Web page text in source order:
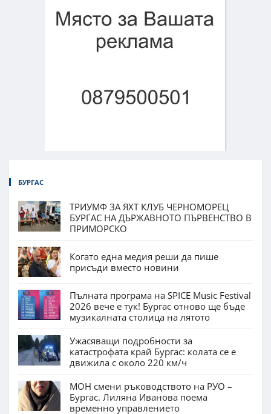
БУРГАС
ТРИУМФ ЗА ЯХТ КЛУБ ЧЕРНОМОРЕЦ
БУРГАС НА ДЪРЖАВНОТО ПЪРВЕНСТВО В
ПРИМОРСКО
Когато една медия реши да пише
присъди вместо новини
Пълната програма на SPICE Music Festival
2026 вече е тук! Бургас отново ще бъде
музикалната столица на лятото
Ужасяващи подробности за
катастрофата край Бургас: колата се е
движила с около 220 км/ч
МОН смени ръководството на РУО –
Бургас. Лиляна Иванова поема
временно управлението